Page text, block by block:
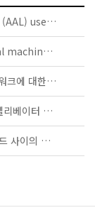
IEC TS 63134:2020 - Active assisted living (AAL) use cases
IEC 60034-5:2020 RLV - Rotating electrical machines - Part 5: Degrees of protection provided by the integral design of rotating electrical machines (IP code) - Classification
KS B ISO/TS 25740-1 - 에스컬레이터 및 무빙워크에 대한 안전요건 — 제1부: 세계공통 필수 안전요건(GESRs)
KS B ISO/TS 8100-21 - 승객 및 화물 운송용 엘리베이터 —제21부: 세계공통 필수안전요건(GESRs)을 충족하는 세계공통 안전 파라미터(GSPs)
KS C IEC TS 62872 - 산업 시설과 스마트 그리드 사이의 산업 공정 측정, 제어 및 자동화 시스템 인터페이스